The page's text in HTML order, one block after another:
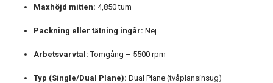
Maxhöjd mitten: 4,850 tum
Packning eller tätning ingår: Nej
Arbetsvarvtal: Tomgång – 5500 rpm
Typ (Single/Dual Plane): Dual Plane (tvåplansinsug)